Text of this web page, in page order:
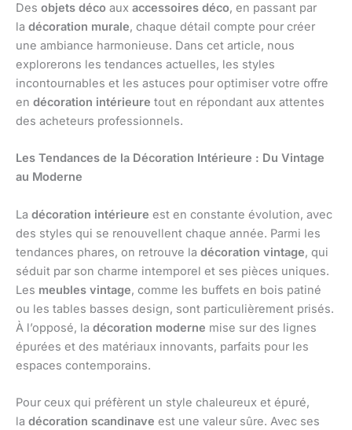
Des objets déco aux accessoires déco, en passant par
la décoration murale, chaque détail compte pour créer
une ambiance harmonieuse. Dans cet article, nous
explorerons les tendances actuelles, les styles
incontournables et les astuces pour optimiser votre offre
en décoration intérieure tout en répondant aux attentes
des acheteurs professionnels.
Les Tendances de la Décoration Intérieure : Du Vintage
au Moderne
La décoration intérieure est en constante évolution, avec
des styles qui se renouvellent chaque année. Parmi les
tendances phares, on retrouve la décoration vintage, qui
séduit par son charme intemporel et ses pièces uniques.
Les meubles vintage, comme les buffets en bois patiné
ou les tables basses design, sont particulièrement prisés.
À l’opposé, la décoration moderne mise sur des lignes
épurées et des matériaux innovants, parfaits pour les
espaces contemporains.
Pour ceux qui préfèrent un style chaleureux et épuré,
la décoration scandinave est une valeur sûre. Avec ses